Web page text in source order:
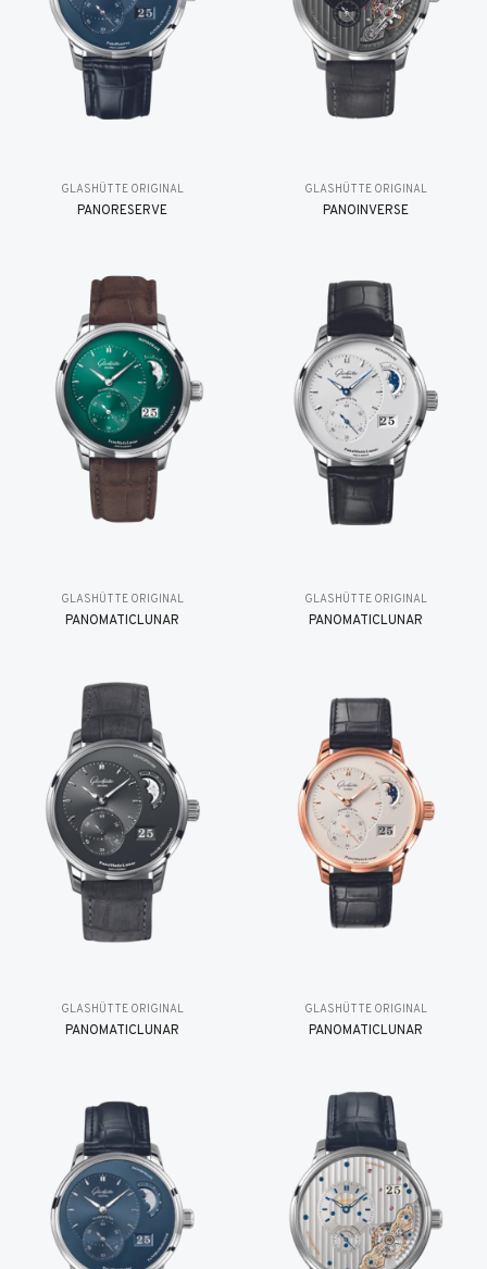
GLASHÜTTE ORIGINAL
PANORESERVE
GLASHÜTTE ORIGINAL
PANOINVERSE
GLASHÜTTE ORIGINAL
PANOMATICLUNAR
GLASHÜTTE ORIGINAL
PANOMATICLUNAR
GLASHÜTTE ORIGINAL
PANOMATICLUNAR
GLASHÜTTE ORIGINAL
PANOMATICLUNAR